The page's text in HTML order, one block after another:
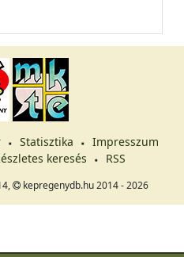
Statisztika
Impresszum
keresés RSS
kepregenydb.hu 2014 - 2026